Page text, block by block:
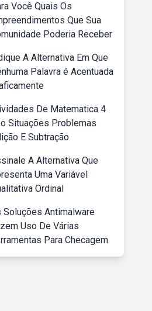
Você Quais Os
Que Sua
Poderia Receber
A Alternativa Em Que
Palavra é Acentuada
De Matematica 4
Situações Problemas
E Subtração
A Alternativa Que
Uma Variável
Ordinal
Soluções Antimalware
Uso De Várias
Para Checagem